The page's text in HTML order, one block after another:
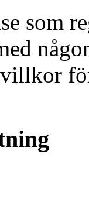
som
villkor